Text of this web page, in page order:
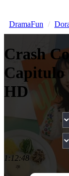
DramaFun
Crash
Capitulo
HD
1:12:48